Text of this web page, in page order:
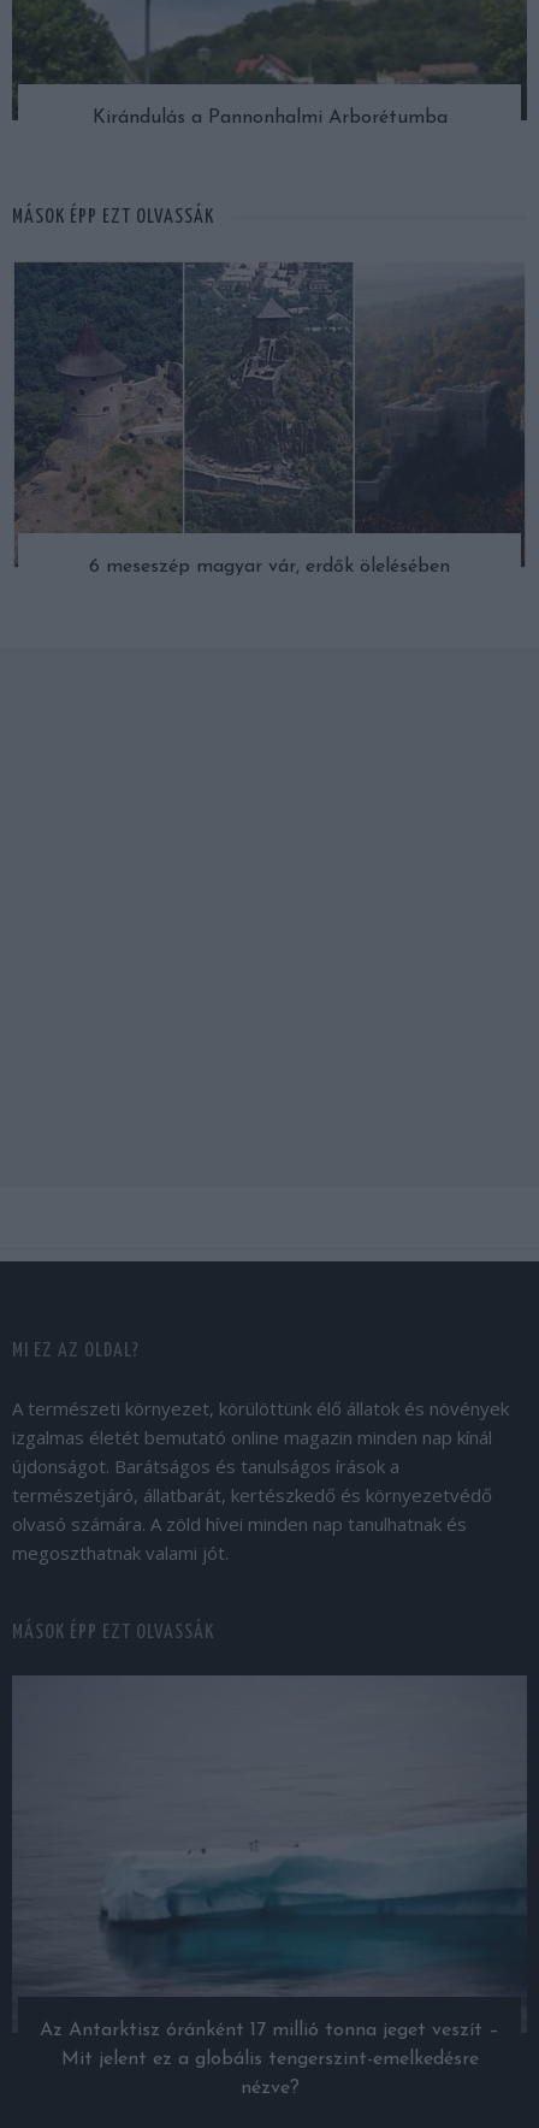
Kirándulás a Pannonhalmi Arborétumba
MÁSOK ÉPP EZT OLVASSÁK
6 meseszép magyar vár, erdők ölelésében
MI EZ AZ OLDAL?
A természeti környezet, körülöttünk élő állatok és növények
izgalmas életét bemutató online magazin minden nap kínál
újdonságot. Barátságos és tanulságos írások a
természetjáró, állatbarát, kertészkedő és környezetvédő
olvasó számára. A zöld hívei minden nap tanulhatnak és
megoszthatnak valami jót.
MÁSOK ÉPP EZT OLVASSÁK
Az Antarktisz óránként 17 millió tonna jeget veszít –
Mit jelent ez a globális tengerszint-emelkedésre
nézve?